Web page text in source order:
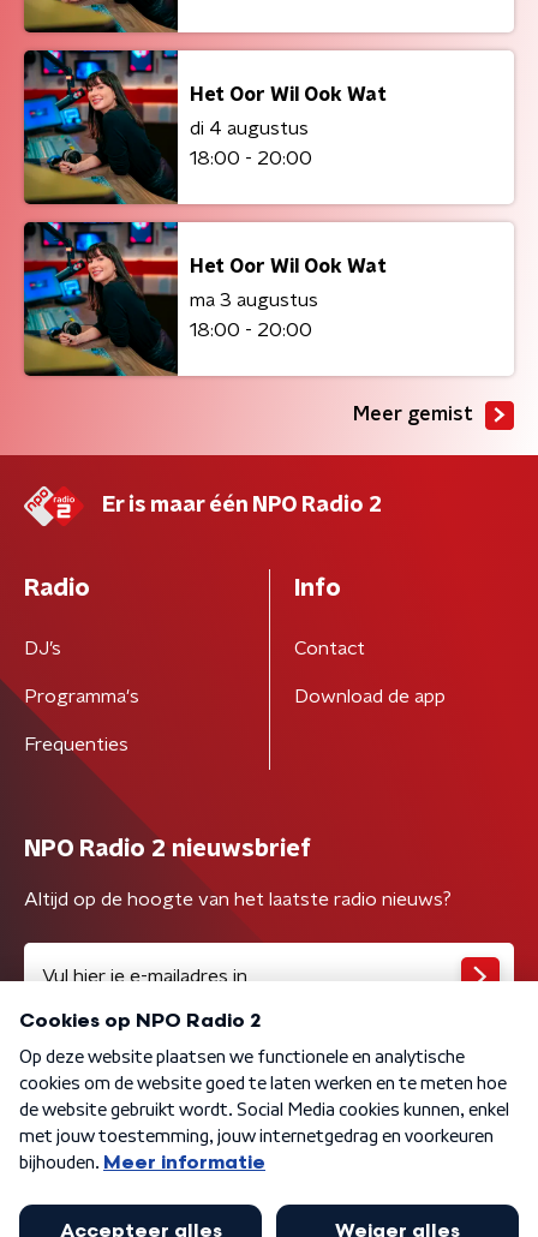
Het Oor Wil Ook Wat
di 4 augustus
18:00 - 20:00
Het Oor Wil Ook Wat
ma 3 augustus
18:00 - 20:00
Meer gemist
Er is maar één NPO Radio 2
Radio
DJ’s
Programma's
Frequenties
Info
Contact
Download de app
NPO Radio 2 nieuwsbrief
Altijd op de hoogte van het laatste radio nieuws?
Algemene voorwaarden